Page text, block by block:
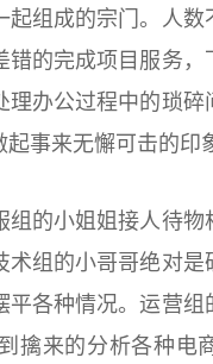
组成的宗门。人
的完成项目服务
办公过程中的琐
事来无懈可击的印
的小姐姐接人待
组的小哥哥绝对
各种情况。运营
擒来的分析各种电